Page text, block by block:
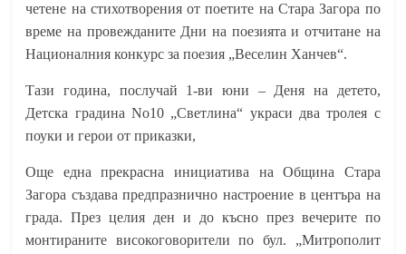
четене на стихотворения от поетите на Стара Загора по
време на провежданите Дни на поезията и отчитане на
Националния конкурс за поезия „Веселин Ханчев“.
Тази година, послучай 1-ви юни – Деня на детето,
Детска градинаNo10 „Светлина“ украси два тролея с
поуки и герои от приказки,
Още една прекрасна инициатива на Община Стара
Загора създава предпразнично настроение в центъра на
града. През целия ден и до късно през вечерите по
монтираните високоговорители по бул. „Митрополит